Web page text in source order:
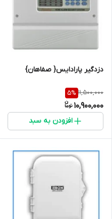
دزدگیر پارادایس{ صفاهان}
11,500,000
5%
10,900,000
افزودن به سبد